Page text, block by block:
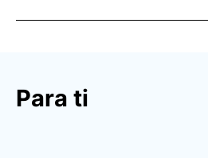
Para ti